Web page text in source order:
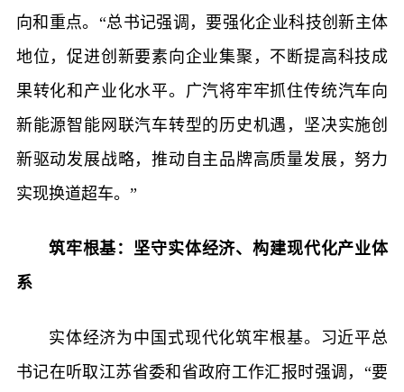
向和重点。“总书记强调，要强化企业科技创新主体
地位，促进创新要素向企业集聚，不断提高科技成
果转化和产业化水平。广汽将牢牢抓住传统汽车向
新能源智能网联汽车转型的历史机遇，坚决实施创
新驱动发展战略，推动自主品牌高质量发展，努力
实现换道超车。”
筑牢根基：坚守实体经济、构建现代化产业体
系
实体经济为中国式现代化筑牢根基。习近平总
书记在听取江苏省委和省政府工作汇报时强调，“要